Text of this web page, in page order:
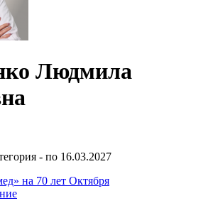
Людмила
- по 16.03.2027
на 70 лет Октября